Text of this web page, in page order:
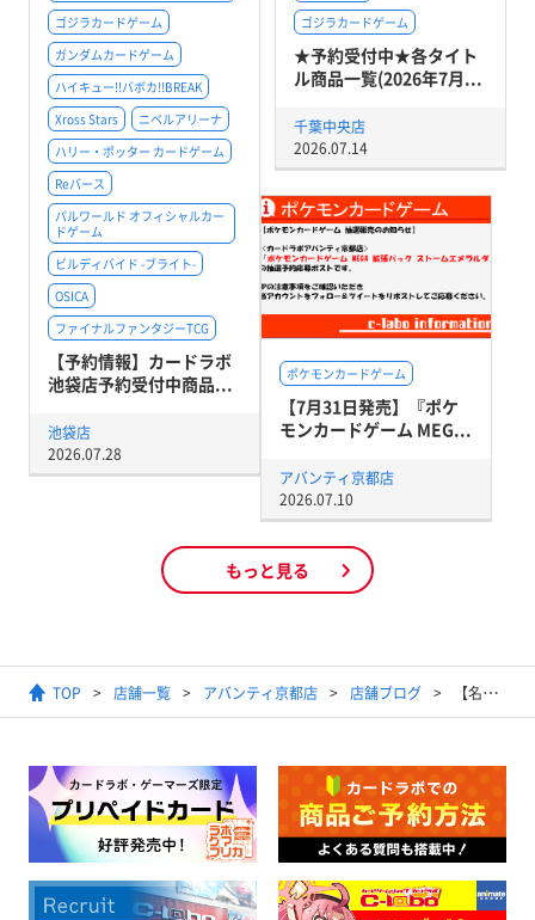
ゴジラカードゲーム
ガンダムカードゲーム
ハイキュー!!バボカ!!BREAK
Xross Stars
ニベルアリーナ
ハリー・ポッター カードゲーム
Reバース
パルワールド オフィシャルカー
ドゲーム
ビルディバイド -ブライト-
OSICA
ファイナルファンタジーTCG
【予約情報】カードラボ
池袋店予約受付中商品...
池袋店
2026.07.28
ゴジラカードゲーム
★予約受付中★各タイト
ル商品一覧(2026年7月...
千葉中央店
2026.07.14
ポケモンカードゲーム
【7月31日発売】『ポケ
モンカードゲーム MEG...
アバンティ京都店
2026.07.10
もっと見る
TOP 店舗一覧 アバンティ京都店 店舗ブログ 【名探偵コナンカードゲーム】2024年8月25日開催チャレンジ戦結果発表【優勝デッキ】